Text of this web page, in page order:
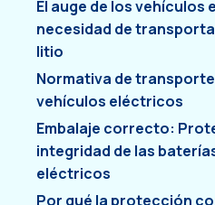
El auge de los vehículos
necesidad de
litio
Normativa de
vehículos eléctricos
Embalaje correcto:
integridad de las
eléctricos
Por qué la protección